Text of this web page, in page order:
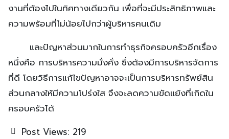
งานที่ต้องไปในทิศทางเดียวกัน เพื่อที่จะมีประสิทธิภาพและ
ความพร้อมที่ไม่น้อยไปกว่าผู้บริหารคนเดิม
และปัญหาส่วนมากในการทำธุรกิจครอบครัวอีกเรื่อง
หนึ่งคือ การบริหารความมั่งคั่ง ซึ่งต้องมีการบริหารจัดการ
ที่ดี โดยวิธีการแก้ไขปัญหาอาจจะเป็นการบริหารทรัพย์สิน
ส่วนกลางให้มีความโปร่งใส จึงจะลดความขัดแย้งที่เกิดใน
ครอบครัวได้
Post Views: 219